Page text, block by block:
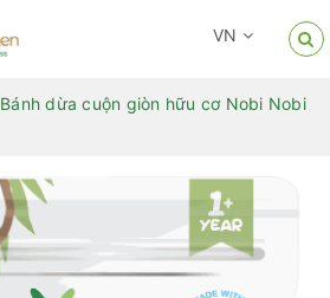
VN
Bánh dừa cuộn giòn hữu cơ Nobi Nobi